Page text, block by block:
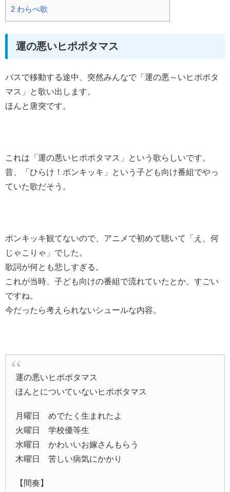
2 わらべ歌
運の悪いヒポポタマス
バスで移動する途中、突然みんなで「運の悪～いヒポポタ
マス」と歌い出します。
ほんと唐突です。
これは「運の悪いヒポポタマス」という歌らしいです。
昔、「ひらけ！ポンキッキ」という子ども向け番組でやっ
ていた歌だそう。
ポンキッキ観てないので、アニメで初めて聴いて「え、何
じゃこりゃ」でした。
歌詞が何とも悲しすぎる。
これが当時、子ども向けの番組で流れていたとか、すごい
ですね。
今だったら考えられないシュールな内容。
運の悪いヒポポタマス
ほんとについていないヒポポタマス
月曜日 めでたく生まれたよ
火曜日 学校優等生
水曜日 かわいいお嫁さんもらう
木曜日 苦しい病気にかかり
【間奏】